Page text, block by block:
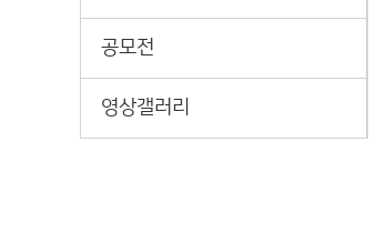
공모전
영상갤러리